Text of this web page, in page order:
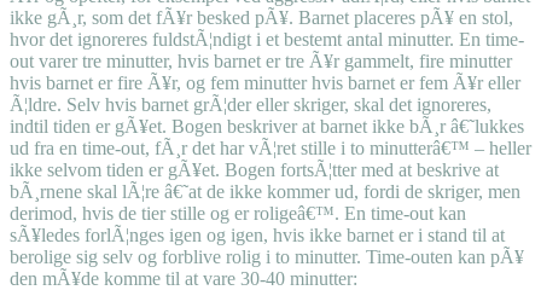
ikke gÃ¸r, som det fÃ¥r besked pÃ¥. Barnet placeres pÃ¥ en stol,
hvor det ignoreres fuldstÃ¦ndigt i et bestemt antal minutter. En time-
out varer tre minutter, hvis barnet er tre Ã¥r gammelt, fire minutter
hvis barnet er fire Ã¥r, og fem minutter hvis barnet er fem Ã¥r eller
Ã¦ldre. Selv hvis barnet grÃ¦der eller skriger, skal det ignoreres,
indtil tiden er gÃ¥et. Bogen beskriver at barnet ikke bÃ¸r â€˜lukkes
ud fra en time-out, fÃ¸r det har vÃ¦ret stille i to minutterâ€™ – heller
ikke selvom tiden er gÃ¥et. Bogen fortsÃ¦tter med at beskrive at
bÃ¸rnene skal lÃ¦re â€˜at de ikke kommer ud, fordi de skriger, men
derimod, hvis de tier stille og er roligeâ€™. En time-out kan
sÃ¥ledes forlÃ¦nges igen og igen, hvis ikke barnet er i stand til at
berolige sig selv og forblive rolig i to minutter. Time-outen kan pÃ¥
den mÃ¥de komme til at vare 30-40 minutter: